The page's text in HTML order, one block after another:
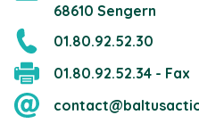
68610 Sengern
01.80.92.52.30
01.80.92.52.34 - Fax